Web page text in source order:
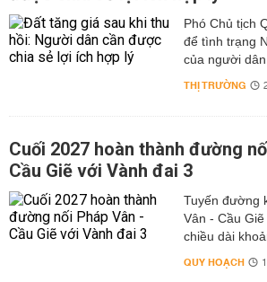
Phó Chủ tịch
để tình trạng
của người dân
THỊ TRƯỜNG
Cuối 2027 hoàn thành đường
Cầu Giẽ với Vành đai 3
Tuyến đường
Vân - Cầu
chiều dài
QUY HOẠCH